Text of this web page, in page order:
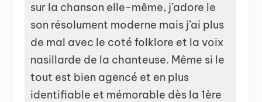
sur la chanson elle-même, j’adore le
son résolument moderne mais j’ai plus
de mal avec le coté folklore et la voix
nasillarde de la chanteuse. Même si le
tout est bien agencé et en plus
identifiable et mémorable dès la 1ère